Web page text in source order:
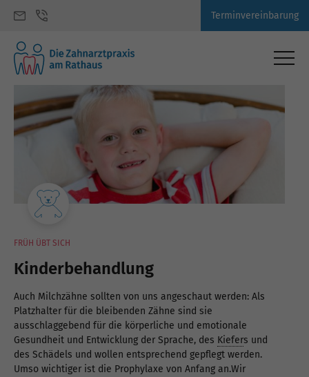
Terminvereinbarung
FRÜH ÜBT SICH
Kinderbehandlung
Auch Milchzähne sollten von uns angeschaut werden: Als
Platzhalter für die bleibenden Zähne sind sie
ausschlaggebend für die körperliche und emotionale
Gesundheit und Entwicklung der Sprache, des Kiefers und
des Schädels und wollen entsprechend gepflegt werden.
Umso wichtiger ist die Prophylaxe von Anfang an.Wir